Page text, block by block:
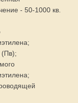
- 50-1000 кв.
(Пв);